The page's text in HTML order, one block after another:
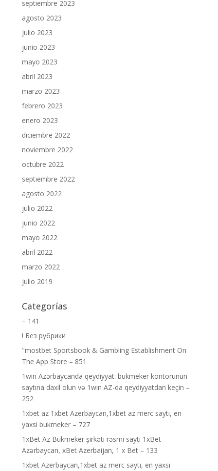
septiembre 2023
agosto 2023
julio 2023
junio 2023
mayo 2023
abril 2023
marzo 2023
febrero 2023
enero 2023
diciembre 2022
noviembre 2022
octubre 2022
septiembre 2022
agosto 2022
julio 2022
junio 2022
mayo 2022
abril 2022
marzo 2022
julio 2019
Categorías
– 141
! Без рубрики
"‎mostbet Sportsbook & Gambling Establishment On
The App Store – 851
1win Azərbaycanda qeydiyyat: bukmeker kontorunun
saytına daxil olun və 1win AZ-da qeydiyyatdan keçin –
252
1xbet az 1xbet Azerbaycan,1xbet az merc saytı, en
yaxsi bukmeker – 727
1xBet Az Bukmeker şirkəti rəsmi saytı 1xBet
Azərbaycan, xBet Azerbaijan, 1 x Bet – 133
1xbet Azerbaycan,1xbet az merc saytı, en yaxsi